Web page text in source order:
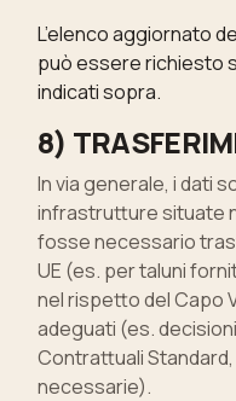
L’elenco aggiornato
può essere richiesto
indicati sopra.
8)
In via generale, i dati
infrastrutture situate
fosse necessario
UE (es. per taluni
nel rispetto del Capo
adeguati (es.
Contrattuali
necessarie).